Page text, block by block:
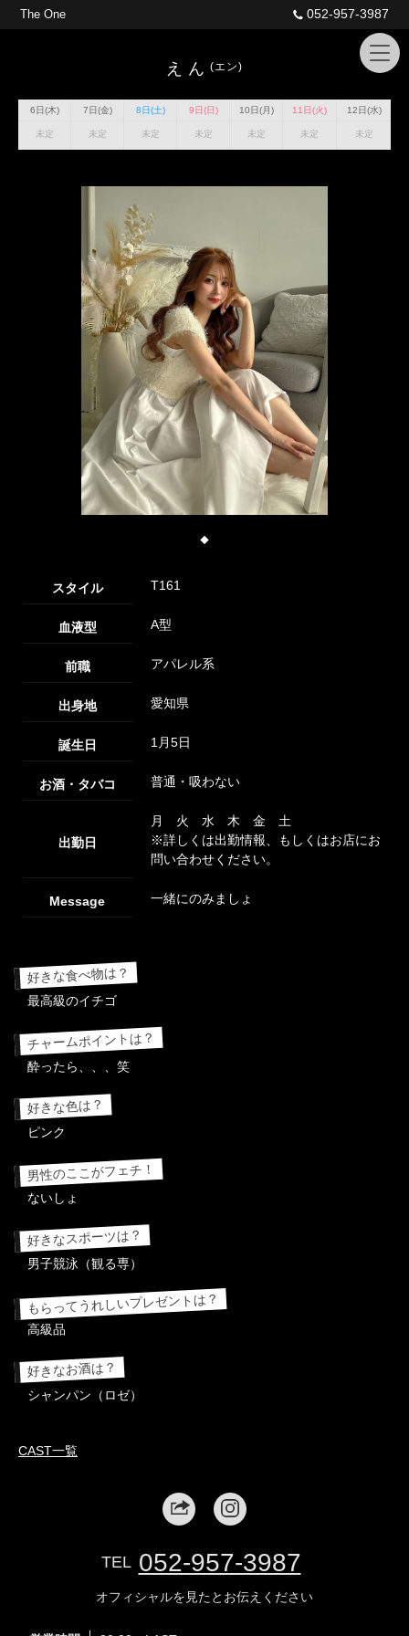
The One 052-957-3987
えん (エン)
6日(木) 7日(金) 8日(土) 9日(日) 10日(月) 11日(火) 12日(水)
未定 未定 未定 未定 未定 未定 未定
◆
スタイル T161
血液型 A型
前職 アパレル系
出身地 愛知県
誕生日 1月5日
お酒・タバコ 普通・吸わない
出勤日
月 火 水 木 金 土
※詳しくは出勤情報、もしくはお店にお
問い合わせください。
Message 一緒にのみましょ
好きな食べ物は？
最高級のイチゴ
チャームポイントは？
酔ったら、、、笑
好きな色は？
ピンク
男性のここがフェチ！
ないしょ
好きなスポーツは？
男子競泳（観る専）
もらってうれしいプレゼントは？
高級品
好きなお酒は？
シャンパン（ロゼ）
CAST一覧
TEL 052-957-3987
オフィシャルを見たとお伝えください